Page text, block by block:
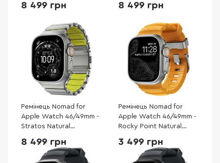
(NM014421858)
8 499 грн
(NM011123858)
8 499 грн
Ремінець Nomad for
Apple Watch 46/49mm -
Stratos Natural
(NM011147858)
8 499 грн
Ремінець Nomad for
Apple Watch 46/49mm -
Rocky Point Natural
(NM013602858)
3 499 грн